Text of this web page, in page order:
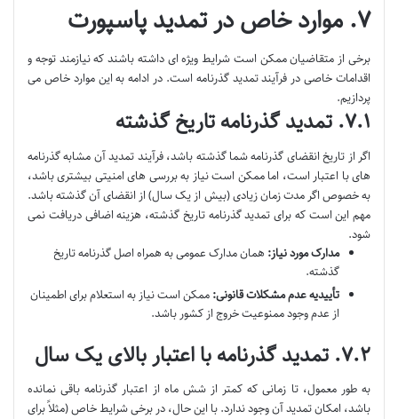
۷. موارد خاص در تمدید پاسپورت
برخی از متقاضیان ممکن است شرایط ویژه ای داشته باشند که نیازمند توجه و
اقدامات خاصی در فرآیند تمدید گذرنامه است. در ادامه به این موارد خاص می
پردازیم.
۷.۱. تمدید گذرنامه تاریخ گذشته
اگر از تاریخ انقضای گذرنامه شما گذشته باشد، فرآیند تمدید آن مشابه گذرنامه
های با اعتبار است، اما ممکن است نیاز به بررسی های امنیتی بیشتری باشد،
به خصوص اگر مدت زمان زیادی (بیش از یک سال) از انقضای آن گذشته باشد.
مهم این است که برای تمدید گذرنامه تاریخ گذشته، هزینه اضافی دریافت نمی
شود.
مدارک مورد نیاز: همان مدارک عمومی به همراه اصل گذرنامه تاریخ
گذشته.
تأییدیه عدم مشکلات قانونی: ممکن است نیاز به استعلام برای اطمینان
از عدم وجود ممنوعیت خروج از کشور باشد.
۷.۲. تمدید گذرنامه با اعتبار بالای یک سال
به طور معمول، تا زمانی که کمتر از شش ماه از اعتبار گذرنامه باقی نمانده
باشد، امکان تمدید آن وجود ندارد. با این حال، در برخی شرایط خاص (مثلاً برای